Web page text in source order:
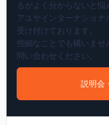
るがよく分からないと悩
アユサインターナショナ
受け付けております。
些細なことでも構いませ
問い合わせください。
説明会